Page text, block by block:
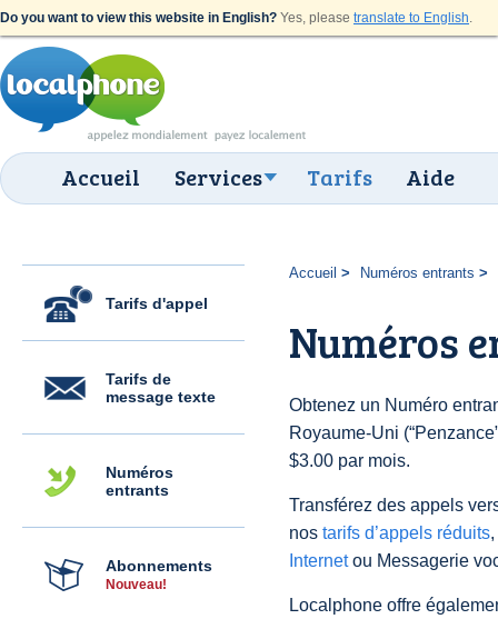
Do you want to view this website in English? Yes, please translate to English.
Accueil Services Tarifs Aide
Tarifs d'appel
Tarifs de
message texte
Numéros
entrants
Abonnements
Nouveau!
Accueil Numéros entrants
Numéros
Obtenez un Numéro
Royaume-Uni
$3.00 par mois.
Transférez des appels
nos tarifs d’appels réduits
Internetou Messagerie
Localphone offre